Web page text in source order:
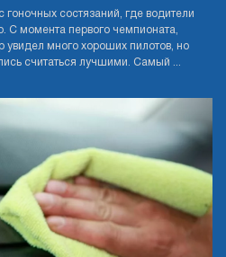
состязаний, где водители
С момента первого чемпионата,
увидел много хороших пилотов, но
считаться лучшими. Самый ...